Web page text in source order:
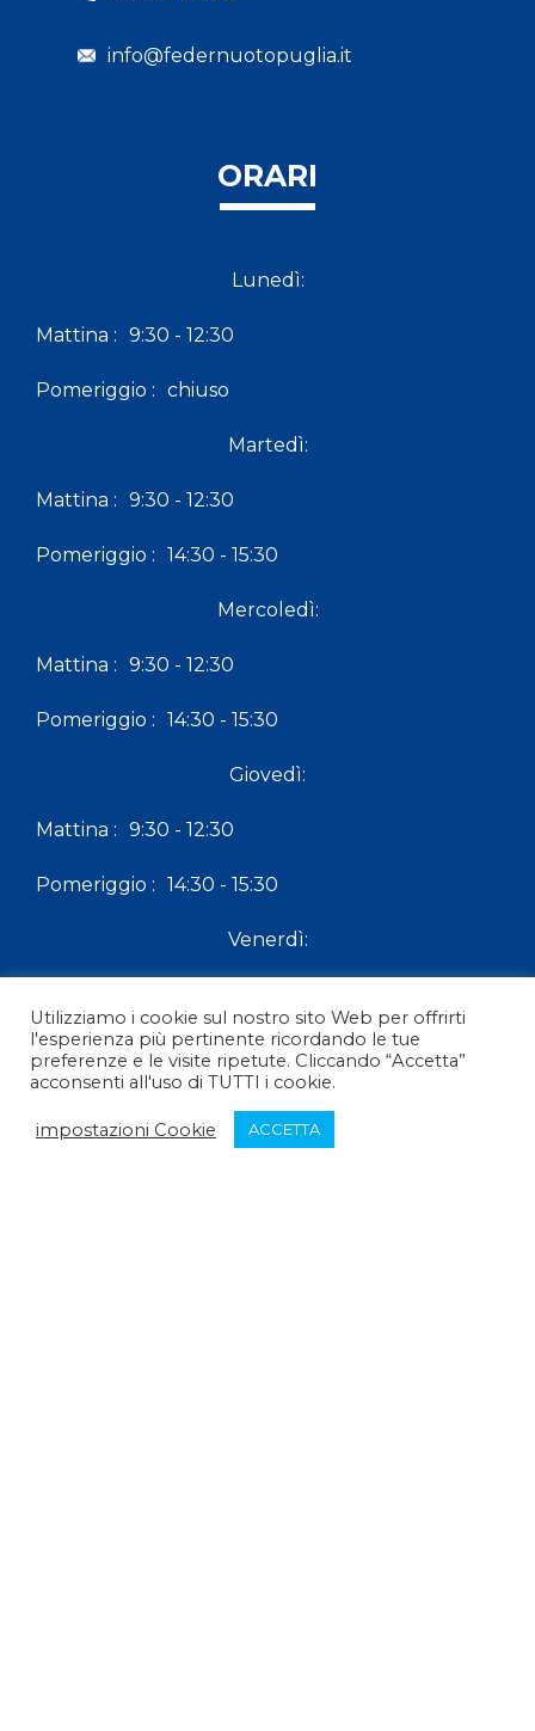
info@federnuotopuglia.it
ORARI
Lunedì:
Mattina : 9:30 - 12:30
Pomeriggio : chiuso
Martedì:
Mattina : 9:30 - 12:30
Pomeriggio : 14:30 - 15:30
Mercoledì:
Mattina : 9:30 - 12:30
Pomeriggio : 14:30 - 15:30
Giovedì:
Mattina : 9:30 - 12:30
Pomeriggio : 14:30 - 15:30
Venerdì:
Pomeriggio : chiuso
Utilizziamo i cookie sul nostro sito Web per offrirti
l'esperienza più pertinente ricordando le tue
preferenze e le visite ripetute. Cliccando “Accetta”
acconsenti all'uso di TUTTI i cookie.
impostazioni Cookie ACCETTA